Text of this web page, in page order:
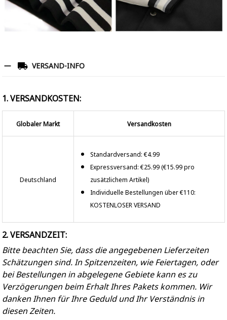
VERSAND-INFO
1. VERSANDKOSTEN:
Globaler Markt Versandkosten
Deutschland
Standardversand: €4.99
Expressversand: €25.99 (€15.99 pro
zusätzlichem Artikel)
Individuelle Bestellungen über €110:
KOSTENLOSER VERSAND
2. VERSANDZEIT:
Bitte beachten Sie, dass die angegebenen Lieferzeiten
Schätzungen sind. In Spitzenzeiten, wie Feiertagen, oder
bei Bestellungen in abgelegene Gebiete kann es zu
Verzögerungen beim Erhalt Ihres Pakets kommen. Wir
danken Ihnen für Ihre Geduld und Ihr Verständnis in
diesen Zeiten.